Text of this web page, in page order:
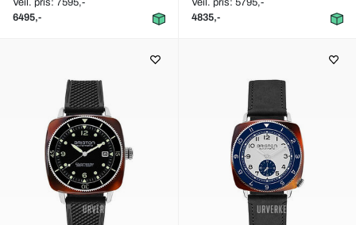
Veil. pris: 7595,-
6495,-
Veil. pris: 5795,-
4835,-